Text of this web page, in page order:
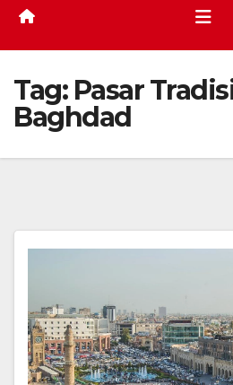
Tag: Pasar
Baghdad